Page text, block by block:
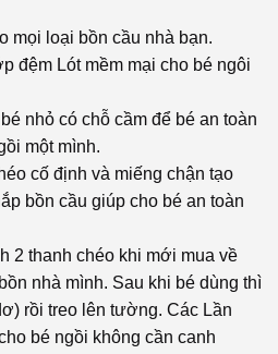
mọi loại bồn cầu nhà bạn.
đệm Lót mềm mại cho bé ngôi
nhỏ có chỗ cầm để bé an toàn
một mình.
cố định và miếng chận tạo
bồn cầu giúp cho bé an toàn
2 thanh chéo khi mới mua về
nhà mình. Sau khi bé dùng thì
rồi treo lên tường. Các Lần
bé ngồi không cần canh